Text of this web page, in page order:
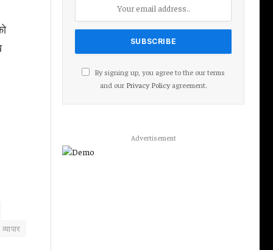
By signing up, you agree to the our terms
and our Privacy Policyagreement.
Advertisement